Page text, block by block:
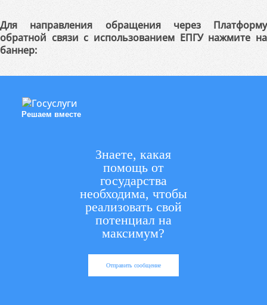
Для направления обращения через Платформу
обратной связи с использованием ЕПГУ нажмите на
баннер:
Решаем вместе
Знаете, какая
помощь от
государства
необходима, чтобы
реализовать свой
потенциал на
максимум?
Отправить сообщение